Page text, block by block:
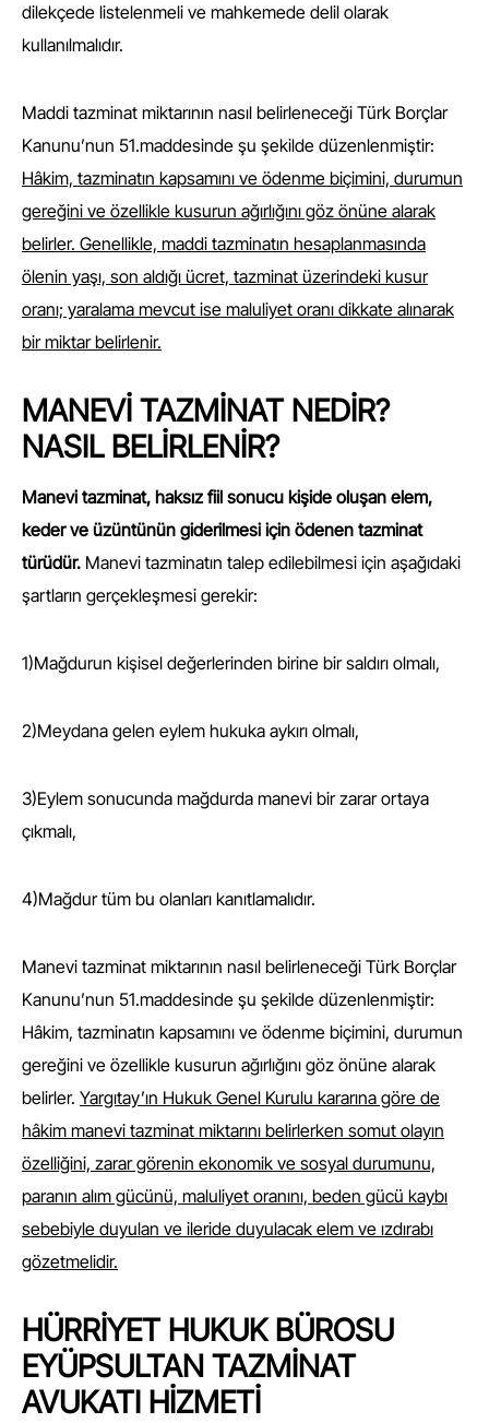
dilekçede listelenmeli ve mahkemede delil olarak
kullanılmalıdır.
Maddi tazminat miktarının nasıl belirleneceği Türk Borçlar
Kanunu’nun 51.maddesinde şu şekilde düzenlenmiştir:
Hâkim, tazminatın kapsamını ve ödenme biçimini, durumun
gereğini ve özellikle kusurun ağırlığını göz önüne alarak
belirler. Genellikle, maddi tazminatın hesaplanmasında
ölenin yaşı, son aldığı ücret, tazminat üzerindeki kusur
oranı; yaralama mevcut ise maluliyet oranı dikkate alınarak
bir miktar belirlenir.
MANEVİ TAZMİNAT NEDİR?
NASIL BELİRLENİR?
Manevi tazminat, haksız fiil sonucu kişide oluşan elem,
keder ve üzüntünün giderilmesi için ödenen tazminat
türüdür. Manevi tazminatın talep edilebilmesi için aşağıdaki
şartların gerçekleşmesi gerekir:
1)Mağdurun kişisel değerlerinden birine bir saldırı olmalı,
2)Meydana gelen eylem hukuka aykırı olmalı,
3)Eylem sonucunda mağdurda manevi bir zarar ortaya
çıkmalı,
4)Mağdur tüm bu olanları kanıtlamalıdır.
Manevi tazminat miktarının nasıl belirleneceği Türk Borçlar
Kanunu’nun 51.maddesinde şu şekilde düzenlenmiştir:
Hâkim, tazminatın kapsamını ve ödenme biçimini, durumun
gereğini ve özellikle kusurun ağırlığını göz önüne alarak
belirler. Yargıtay’ın Hukuk Genel Kurulu kararına göre de
hâkim manevi tazminat miktarını belirlerken somut olayın
özelliğini, zarar görenin ekonomik ve sosyal durumunu,
paranın alım gücünü, maluliyet oranını, beden gücü kaybı
sebebiyle duyulan ve ileride duyulacak elem ve ızdırabı
gözetmelidir.
HÜRRİYET HUKUK BÜROSU
EYÜPSULTAN TAZMİNAT
AVUKATI HİZMETİ